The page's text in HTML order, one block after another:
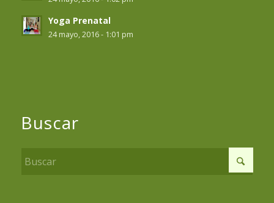
Yoga Prenatal
24 mayo, 2016 - 1:01 pm
Buscar